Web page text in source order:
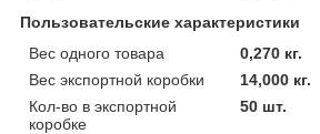
Пользовательские характеристики
Вес одного товара
0,270 кг.
Вес экспортной коробки
14,000 кг.
Кол-во в экспортной
коробке
50 шт.